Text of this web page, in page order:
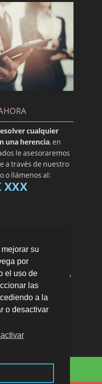
su
por
el uso de
las
a la
o desactivar
Whatsapp
cualquier
una herencia, en
le asesoraremos
a través de nuestro
o llámenos al:
XXX
los trámites de
eficiente y rápida"
valoración
legal · LSSI · Política
de privacidad